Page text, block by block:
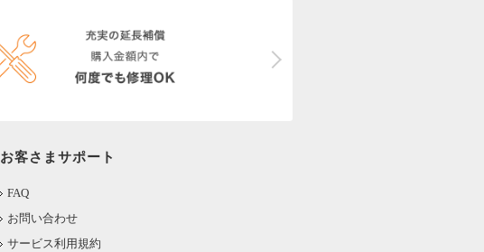
お客さまサポート
FAQ
お問い合わせ
サービス利用規約